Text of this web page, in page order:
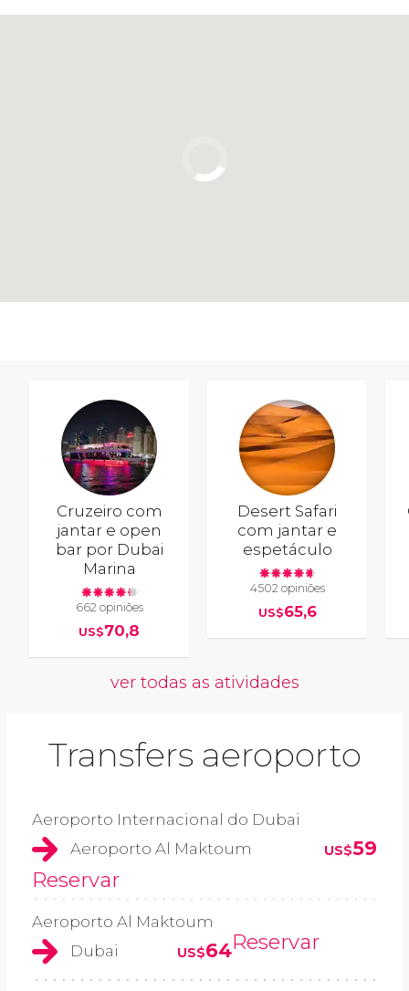
Cruzeiro com
jantar e open
bar por Dubai
Marina
662 opiniões
US$70,8
Desert Safari
com jantar e
espetáculo
4502 opiniões
US$65,6
ver todas as atividades
Transfers aeroporto
Aeroporto Internacional do Dubai
Aeroporto Al Maktoum
US$59
Reservar
Aeroporto Al Maktoum
Dubai
US$64Reservar